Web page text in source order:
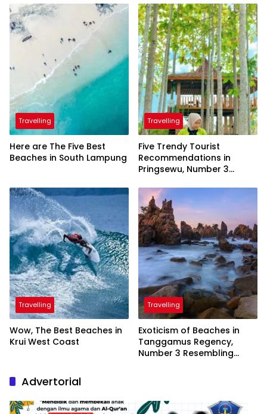
Travelling
Here are The Five Best
Beaches in South Lampung
Travelling
Five Trendy Tourist
Recommendations in
Pringsewu, Number 3
President
Travelling
Wow, The Best Beaches in
Krui West Coast
Travelling
Exoticism of Beaches in
Tanggamus Regency,
Number 3 Resembling
Advertorial